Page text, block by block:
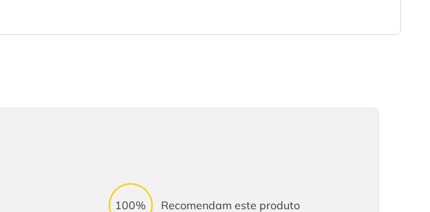
100% Recomendam este produto